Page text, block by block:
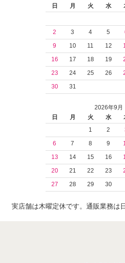
日
月 火 水
2
3 4 5
9
10 11 12
16
17 18 19
23
24 25 26
30
31
2026年9月
日
月 火 水
1
2
6
7 8 9
13
14 15 16
20
21 22 23
27
28 29 30
実店舗は木曜定休です。通販業務は